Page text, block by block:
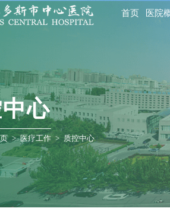
首页 医院
心
> 医疗工作 > 质控中心